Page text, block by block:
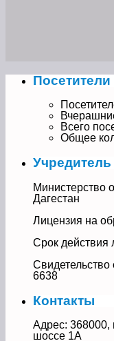
Посетители
Всего
Общее
Учредитель
Министерство
Дагестан
Лицензия на
Срок действия
6638
Контакты
Адрес: 368000,
шоссе 1А